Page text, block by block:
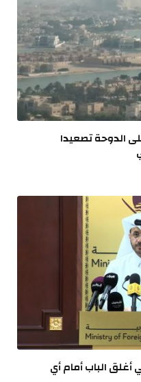
الدوحة تصعيدا
أغلق الباب أمام أي